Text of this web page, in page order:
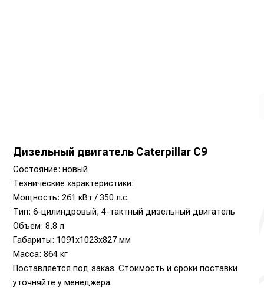
Дизельный двигатель Caterpillar C9
Состояние: новый
Технические характеристики:
Мощность: 261 кВт / 350 л.с.
Тип: 6-цилиндровый, 4-тактный дизельный двигатель
Объем: 8,8 л
Габариты: 1091х1023х827 мм
Масса: 864 кг
Поставляется под заказ. Стоимость и сроки поставки
уточняйте у менеджера.